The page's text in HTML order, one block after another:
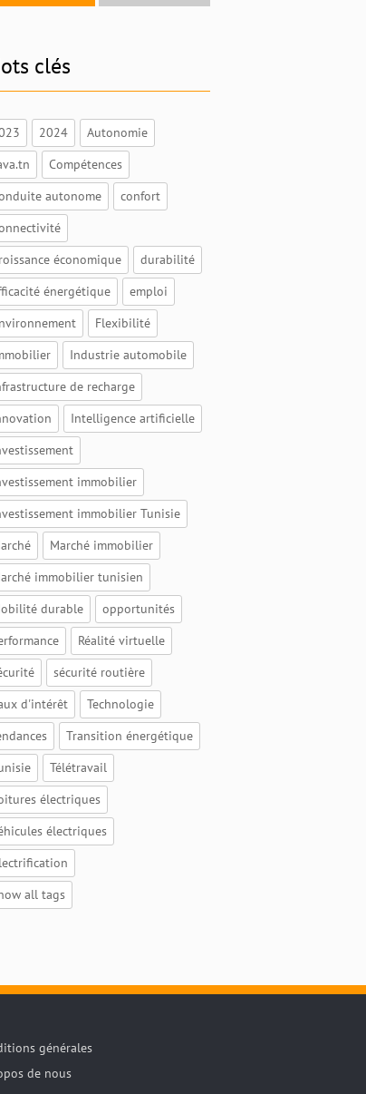
clés
2024
Autonomie
Compétences
autonome
confort
économique
durabilité
énergétique
emploi
Flexibilité
Industrie automobile
de recharge
Intelligence artificielle
immobilier
immobilier Tunisie
Marché immobilier
immobilier tunisien
durable
opportunités
Réalité virtuelle
sécurité routière
d'intérêt
Technologie
Transition énergétique
Télétravail
électriques
électriques
all tags
générales
de nous